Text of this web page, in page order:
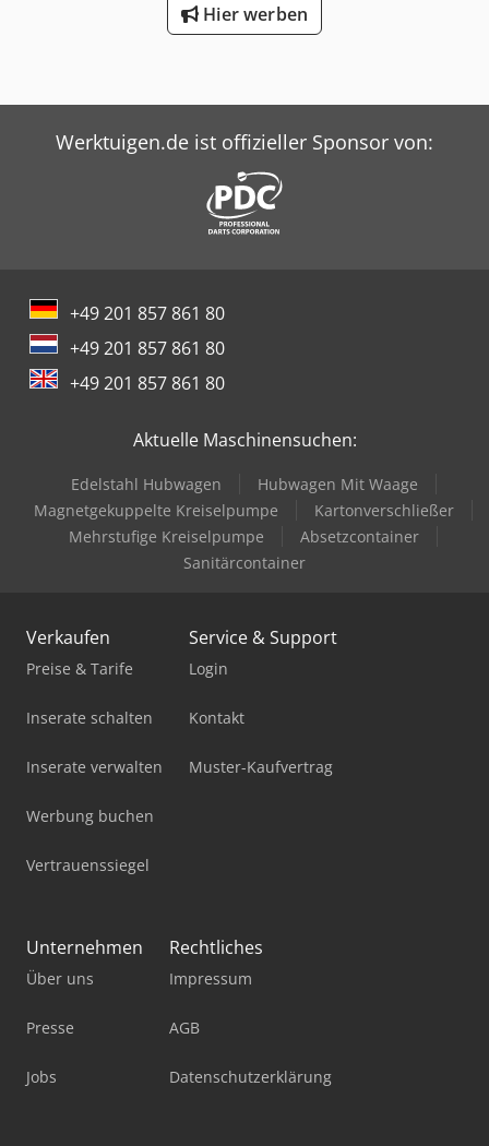
Hier werben
Werktuigen.de ist offizieller Sponsor von:
+49 201 857 861 80
+49 201 857 861 80
+49 201 857 861 80
Aktuelle Maschinensuchen:
Edelstahl Hubwagen
Hubwagen Mit Waage
Magnetgekuppelte Kreiselpumpe
Kartonverschließer
Mehrstufige Kreiselpumpe
Absetzcontainer
Sanitärcontainer
Verkaufen
Preise & Tarife
Inserate schalten
Inserate verwalten
Werbung buchen
Vertrauenssiegel
Service & Support
Login
Kontakt
Muster-Kaufvertrag
Unternehmen
Über uns
Presse
Jobs
Rechtliches
Impressum
AGB
Datenschutzerklärung